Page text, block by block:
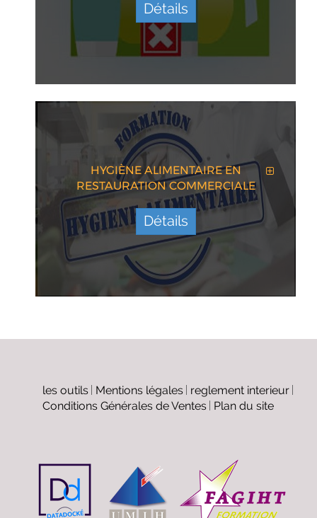
Détails
HYGIÈNE ALIMENTAIRE EN
RESTAURATION COMMERCIALE
Détails
les outils Mentions légales reglement interieur
Conditions Générales de Ventes Plan du site